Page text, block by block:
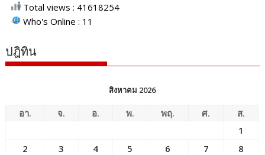
Total views : 41618254
Who's Online : 11
ปฎิทิน
สิงหาคม 2026
อา. จ. อ. พ. พฤ. ศ.
ส.
1
2
3 4 5 6 7
8